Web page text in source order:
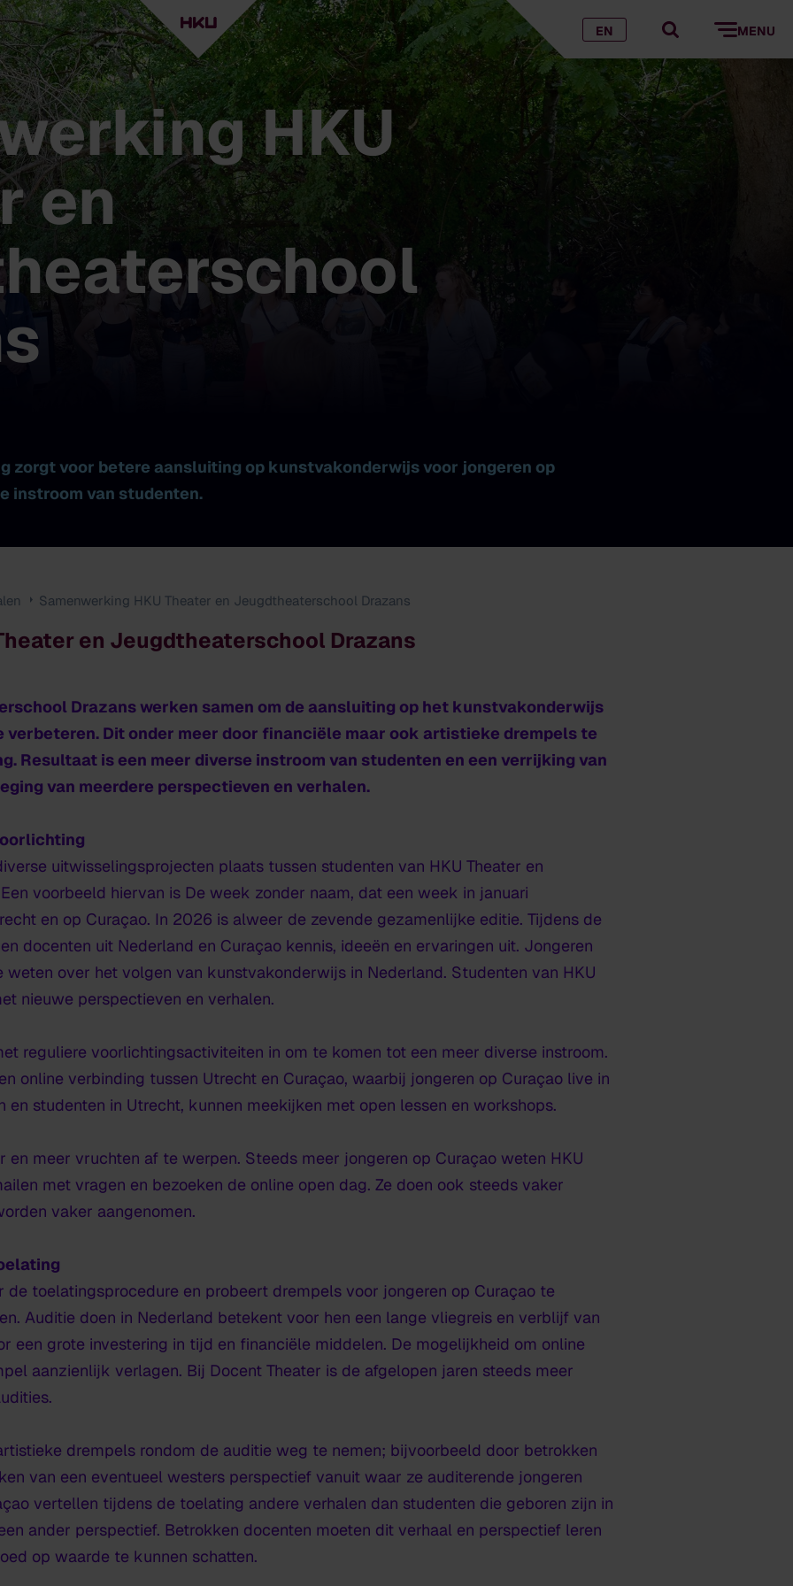
EN MENU
HKU
en
zorgt voor betere aansluiting op kunstvakonderwijs voor jongeren op
instroom van studenten.
Samenwerking HKU Theater en Jeugdtheaterschool Drazans
en Jeugdtheaterschool Drazans
Drazans werken samen om de aansluiting op het kunstvakonderwijs
verbeteren. Dit onder meer door financiële maar ook artistieke drempels te
Resultaat is een meer diverse instroom van studenten en een verrijking van
van meerdere perspectieven en verhalen.​
uitwisselingsprojecten plaats tussen studenten van HKU Theater en
voorbeeld hiervan is De week zonder naam, dat een week in januari
en op Curaçao. In 2026 is alweer de zevende gezamenlijke editie. Tijdens de
docenten uit Nederland en Curaçao kennis, ideeën en ervaringen uit. Jongeren
weten over het volgen van kunstvakonderwijs in Nederland. Studenten van HKU
nieuwe perspectieven en verhalen.
reguliere voorlichtingsactiviteiten in om te komen tot een meer diverse instroom.
online verbinding tussen Utrecht en Curaçao, waarbij jongeren op Curaçao live in
studenten in Utrecht, kunnen meekijken met open lessen en workshops.
en meer vruchten af te werpen. Steeds meer jongeren op Curaçao weten HKU
met vragen en bezoeken de online open dag. Ze doen ook steeds vaker
vaker aangenomen.
de toelatingsprocedure en probeert drempels voor jongeren op Curaçao te
Auditie doen in Nederland betekent voor hen een lange vliegreis en verblijf van
een grote investering in tijd en financiële middelen. De mogelijkheid om online
aanzienlijk verlagen. Bij Docent Theater is de afgelopen jaren steeds meer
drempels rondom de auditie weg te nemen; bijvoorbeeld door betrokken
van een eventueel westers perspectief vanuit waar ze auditerende jongeren
vertellen tijdens de toelating andere verhalen dan studenten die geboren zijn in
ander perspectief. Betrokken docenten moeten dit verhaal en perspectief leren
op waarde te kunnen schatten.